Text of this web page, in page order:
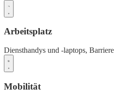
Arbeitsplatz
Diensthandys und -laptops,
Mobilität